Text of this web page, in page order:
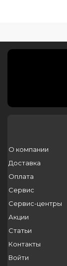
О компании
Доставка
Оплата
Сервис
Сервис-центры
Акции
Статьи
Контакты
Войти